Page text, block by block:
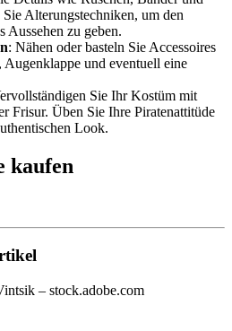
Alterungstechniken, um den
Aussehen zu geben.
: Nähen oder basteln Sie Accessoires
und eventuell eine
Sie Ihr Kostüm mit
Frisur. Üben Sie Ihre Piratenattitüde
Look.
kaufen
– stock.adobe.com